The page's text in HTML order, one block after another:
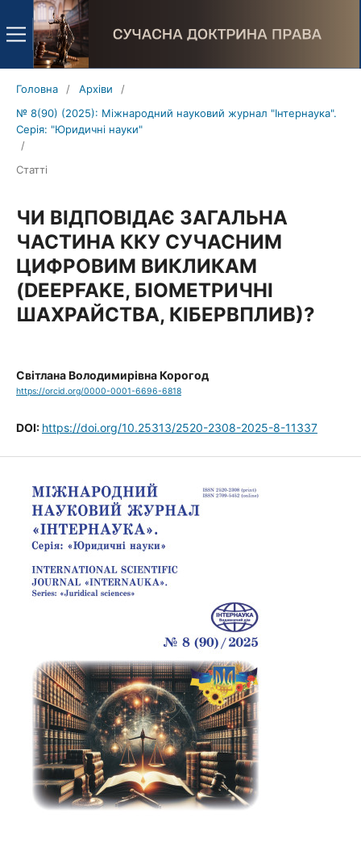
Головна / Архіви
/
№ 8(90) (2025): Міжнародний науковий журнал "Інтернаука".
Серія: "Юридичні науки"
/
Статті
ЧИ ВІДПОВІДАЄ ЗАГАЛЬНА
ЧАСТИНА ККУ СУЧАСНИМ
ЦИФРОВИМ ВИКЛИКАМ
(DEEPFAKE, БІОМЕТРИЧНІ
ШАХРАЙСТВА, КІБЕРВПЛИВ)?
Світлана Володимирівна Корогод
https://orcid.org/0000-0001-6696-6818
DOI: https://doi.org/10.25313/2520-2308-2025-8-11337